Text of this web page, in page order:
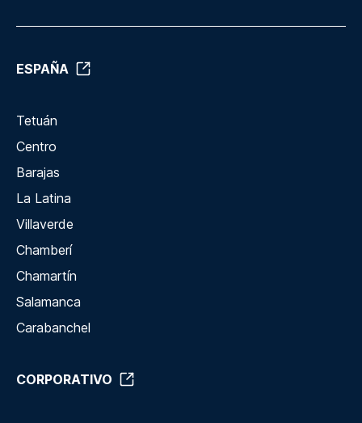
ESPAÑA
Tetuán
Centro
Barajas
La Latina
Villaverde
Chamberí
Chamartín
Salamanca
Carabanchel
CORPORATIVO